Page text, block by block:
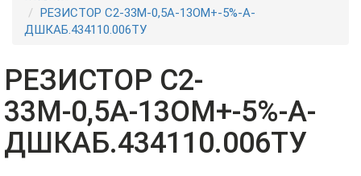
РЕЗИСТОР С2-33М-0,5А-13ОМ+-5%-А-
ДШКАБ.434110.006ТУ
РЕЗИСТОР С2-
33М-0,5А-13ОМ+-5%-А-
ДШКАБ.434110.006ТУ